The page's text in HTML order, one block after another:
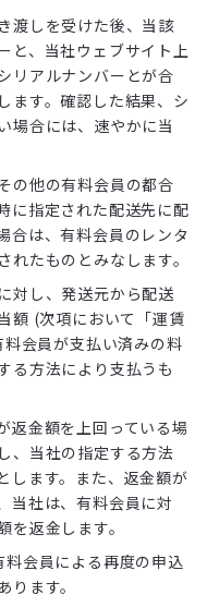
渡しを受けた後、当該
と、当社ウェブサイト上
リアルナンバーとが合
ます。確認した結果、シ
場合には、速やかに当
の他の有料会員の都合
に指定された配送先に配
合は、有料会員のレンタ
たものとみなします。
対し、発送元から配送
額 (次項において「運賃
会員が支払い済みの料
る方法により支払うも
返金額を上回っている場
、当社の指定する方法
します。また、返金額が
当社は、有料会員に対
を返金します。
会員による再度の申込
ます。